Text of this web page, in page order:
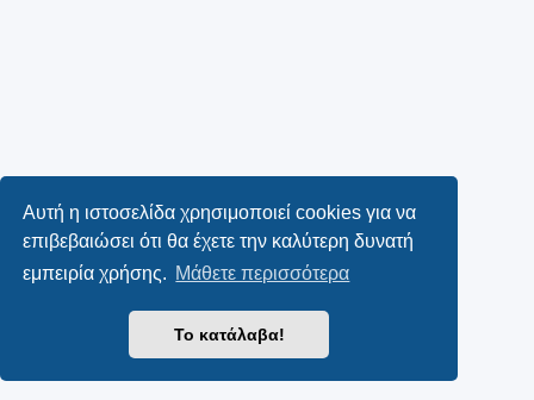
Αυτή η ιστοσελίδα χρησιμοποιεί cookies για να
επιβεβαιώσει ότι θα έχετε την καλύτερη δυνατή
εμπειρία χρήσης. Μάθετε περισσότερα
Το κατάλαβα!